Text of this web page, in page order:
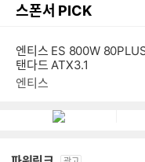
스폰서 PICK
엔티스 ES 800W 80PLUS
탠다드 ATX3.1